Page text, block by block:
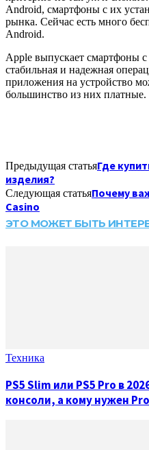
Android, смартфоны с их
рынка. Сейчас есть много
Android.
Apple выпускает смартфоны
стабильная и надежная
приложения на устройство
большинство из них платные.
Предыдущая статьяГде
изделия?
Следующая статьяПочему
Casino
ЭТО МОЖЕТ БЫТЬ
Техника
PS5 Slim или PS5 Pro в
консоли, а кому нужен Pro